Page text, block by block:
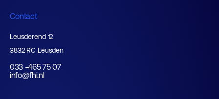
Contact
Leusderend 12
3832 RC Leusden
033 -465 75 07
info@fhi.nl